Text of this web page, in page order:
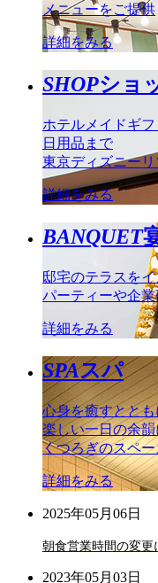
メニューをご提供
詳細をみる
SHOPショ
ホテルメイドギ
日用品まで
東京ディズニー
詳細をみる
BANQUET
邸宅のテラスを
パーティーや企
詳細をみる
SPAスパ
心身を癒すととも
楽しい一日の余
くつろぎのスペー
詳細をみる
2025年05月06日
朝食営業時間の変更
2023年05月03日